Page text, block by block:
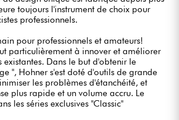
toujours l'instrument de choix pour
professionnels.
pour professionnels et amateurs!
particulièrement à innover et améliorer
existantes. Dans le but d'obtenir le
", Hohner s'est doté d'outils de grande
les problèmes d'étanchéité, et
plus rapide et un volume accru. Le
les séries exclusives "Classic"